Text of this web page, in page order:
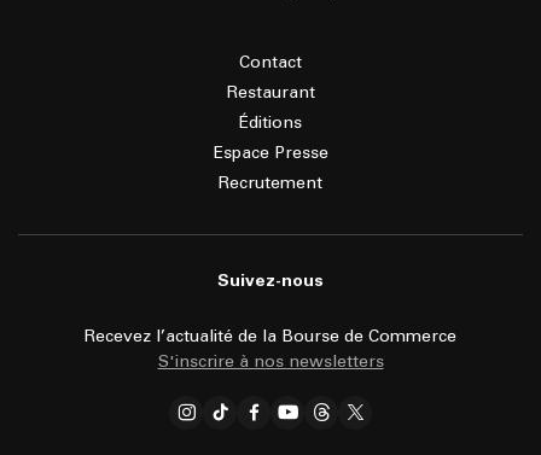
Contact
Restaurant
Éditions
Espace Presse
Recrutement
Suivez-nous
Recevez l’actualité de la Bourse de Commerce
S'inscrire à nos newsletters